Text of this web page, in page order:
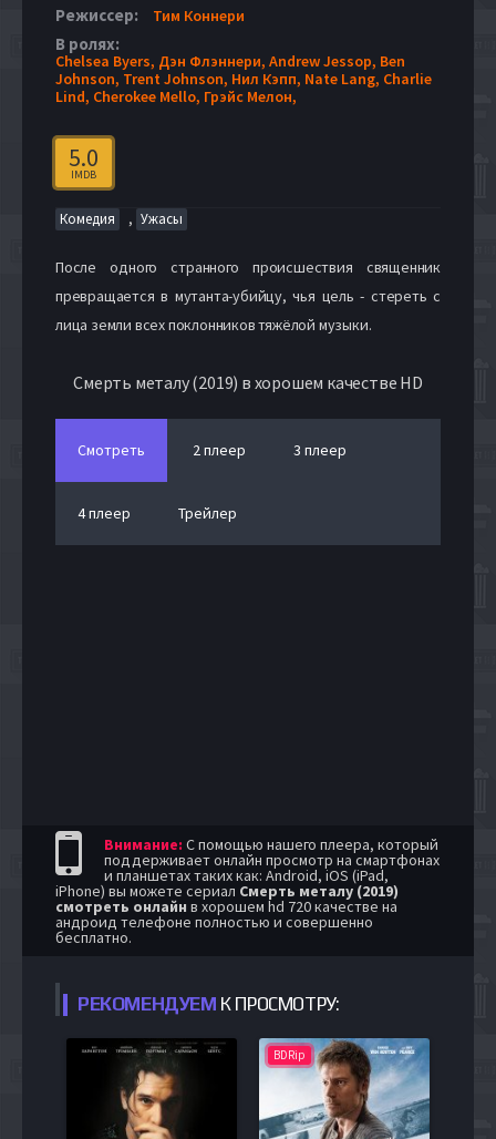
Режиссер: Тим Коннери
В ролях:
Chelsea Byers, Дэн Флэннери, Andrew Jessop, Ben
Johnson, Trent Johnson, Нил Кэпп, Nate Lang, Charlie
Lind, Cherokee Mello, Грэйс Мелон,
5.0
IMDB
Комедия , Ужасы
После одного странного происшествия священник
превращается в мутанта-убийцу, чья цель - стереть с
лица земли всех поклонников тяжёлой музыки.
Смерть металу (2019) в хорошем качестве HD
Смотреть 2 плеер 3 плеер
4 плеер Трейлер
Внимание: С помощью нашего плеера, который
поддерживает онлайн просмотр на смартфонах
и планшетах таких как: Android, iOS (iPad,
iPhone) вы можете сериал Смерть металу (2019)
смотреть онлайн в хорошем hd 720 качестве на
андроид телефоне полностью и совершенно
бесплатно.
РЕКОМЕНДУЕМ К ПРОСМОТРУ:
BDRip